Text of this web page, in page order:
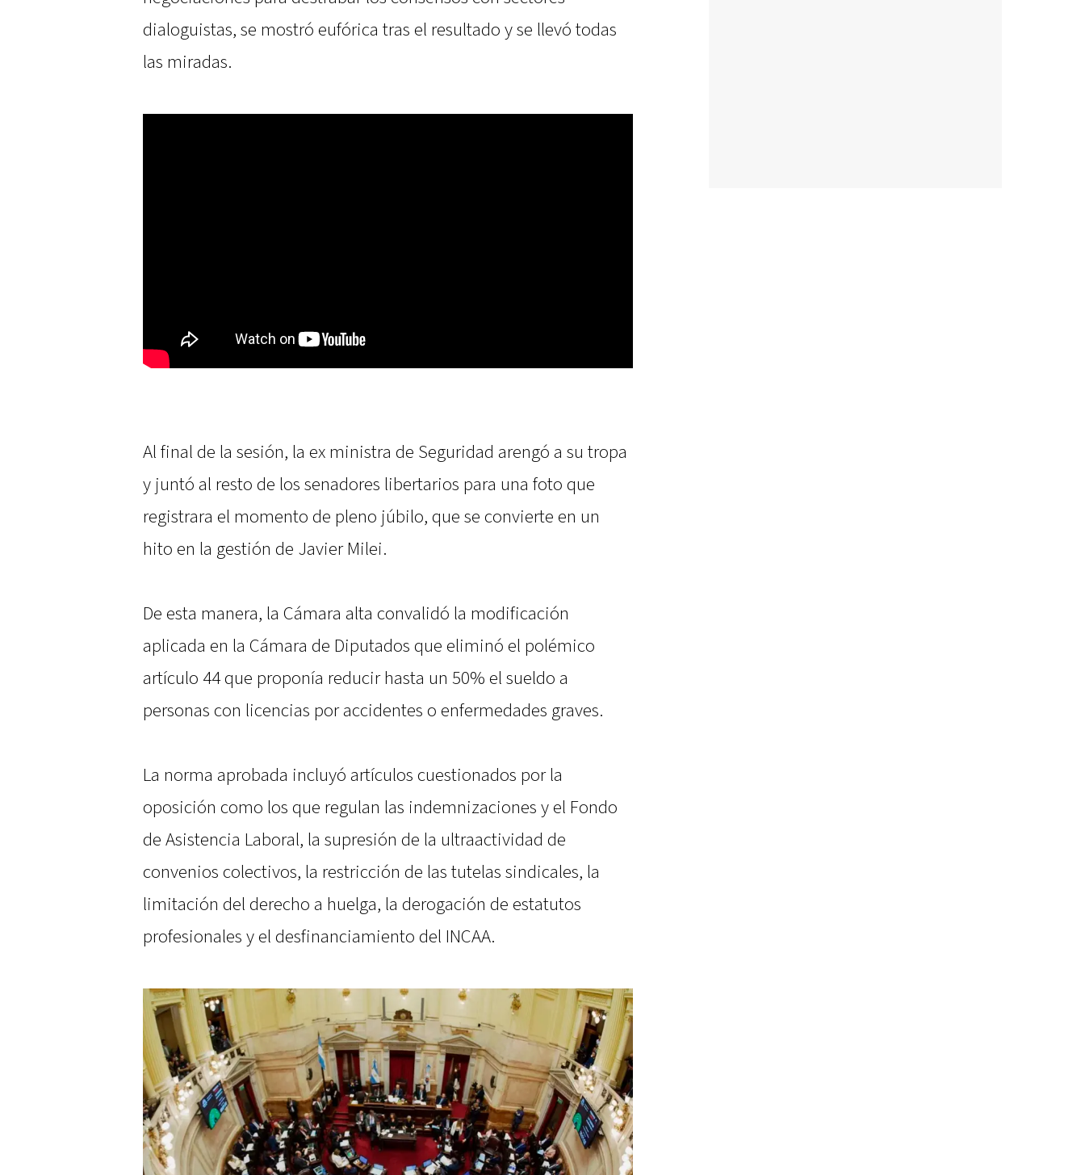
dialoguistas, se mostró eufórica tras el resultado y se llevó todas
las miradas.
Al final de la sesión, la ex ministra de Seguridad arengó a su tropa
y juntó al resto de los senadores libertarios para una foto que
registrara el momento de pleno júbilo, que se convierte en un
hito en la gestión de Javier Milei.
De esta manera, la Cámara alta convalidó la modificación
aplicada en la Cámara de Diputados que eliminó el polémico
artículo 44 que proponía reducir hasta un 50% el sueldo a
personas con licencias por accidentes o enfermedades graves.
La norma aprobada incluyó artículos cuestionados por la
oposición como los que regulan las indemnizaciones y el Fondo
de Asistencia Laboral, la supresión de la ultraactividad de
convenios colectivos, la restricción de las tutelas sindicales, la
limitación del derecho a huelga, la derogación de estatutos
profesionales y el desfinanciamiento del INCAA.